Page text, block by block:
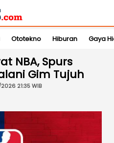
Ototekno Hiburan Gaya
NBA, Spurs
Gim Tujuh
21:35 WIB